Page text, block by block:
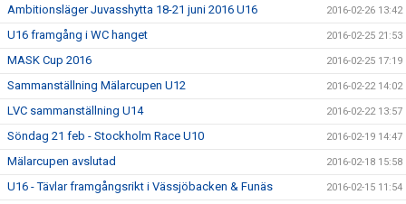
Ambitionsläger Juvasshytta 18-21 juni 2016 U16 2016-02-26 13:42
U16 framgång i WC hanget 2016-02-25 21:53
MASK Cup 2016 2016-02-25 17:19
Sammanställning Mälarcupen U12 2016-02-22 14:02
LVC sammanställning U14 2016-02-22 13:57
Söndag 21 feb - Stockholm Race U10 2016-02-19 14:47
Mälarcupen avslutad 2016-02-18 15:58
U16 - Tävlar framgångsrikt i Vässjöbacken & Funäs 2016-02-15 11:54